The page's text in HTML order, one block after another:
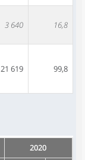
3 640 16,8
21 619 99,8
2020